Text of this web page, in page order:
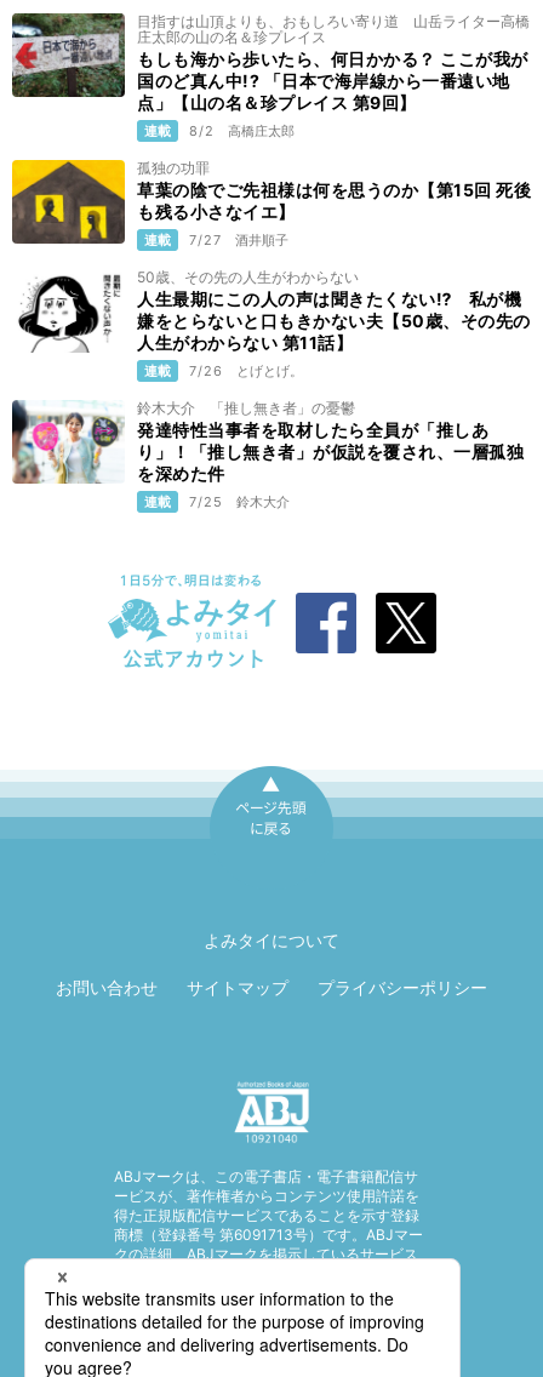
目指すは山頂よりも、おもしろい寄り道 山岳ライター高橋
庄太郎の山の名＆珍プレイス
もしも海から歩いたら、何日かかる？ ここが我が
国のど真ん中!? 「日本で海岸線から一番遠い地
点」【山の名＆珍プレイス 第9回】
連載 8/2 高橋庄太郎
孤独の功罪
草葉の陰でご先祖様は何を思うのか【第15回 死後
も残る小さなイエ】
連載 7/27 酒井順子
50歳、その先の人生がわからない
人生最期にこの人の声は聞きたくない⁉ 私が機
嫌をとらないと口もきかない夫【50歳、その先の
人生がわからない 第11話】
連載 7/26 とげとげ。
鈴木大介 「推し無き者」の憂鬱
発達特性当事者を取材したら全員が「推しあ
り」！「推し無き者」が仮説を覆され、一層孤独
を深めた件
連載 7/25 鈴木大介
よみタイについて
お問い合わせ サイトマップ プライバシーポリシー
ABJマークは、この電子書店・電子書籍配信サ
ービスが、著作権者からコンテンツ使用許諾を
得た正規版配信サービスであることを示す登録
商標（登録番号 第6091713号）です。ABJマー
クの詳細、ABJマークを掲示しているサービス